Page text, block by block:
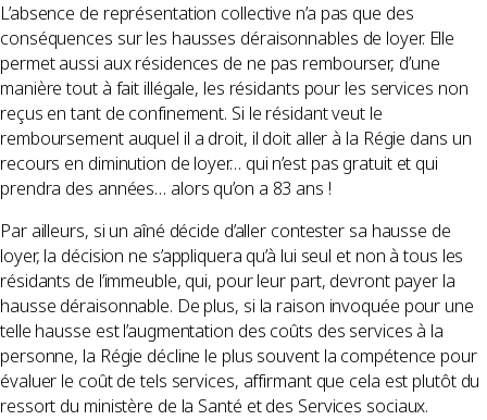
L’absence de représentation collective n’a pas que des
conséquences sur les hausses déraisonnables de loyer. Elle
permet aussi aux résidences de ne pas rembourser, d’une
manière tout à fait illégale, les résidants pour les services non
reçus en tant de confinement. Si le résidant veut le
remboursement auquel il a droit, il doit aller à la Régie dans un
recours en diminution de loyer… qui n’est pas gratuit et qui
prendra des années… alors qu’on a 83 ans !
Par ailleurs, si un aîné décide d’aller contester sa hausse de
loyer, la décision ne s’appliquera qu’à lui seul et non à tous les
résidants de l’immeuble, qui, pour leur part, devront payer la
hausse déraisonnable. De plus, si la raison invoquée pour une
telle hausse est l’augmentation des coûts des services à la
personne, la Régie décline le plus souvent la compétence pour
évaluer le coût de tels services, affirmant que cela est plutôt du
ressort du ministère de la Santé et des Services sociaux.